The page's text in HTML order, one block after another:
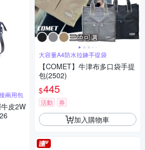
兩用包
皮2W
大容量A4防水拉鍊手提袋
【COMET】牛津布多口袋手提
包(2502)
$445
活動 券
加入購物車